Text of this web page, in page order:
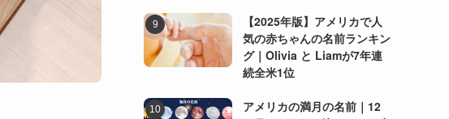
【2025年版】アメリカで人
気の赤ちゃんの名前ランキン
グ｜Olivia と Liamが7年連
続全米1位
アメリカの満月の名前｜12